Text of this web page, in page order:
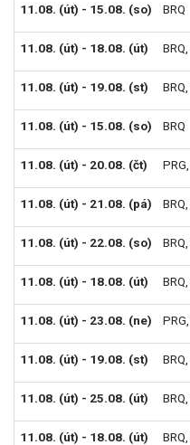
11.08. (út) - 15.08. (so) BRQ
11.08. (út) - 18.08. (út) BRQ
11.08. (út) - 19.08. (st) BRQ
11.08. (út) - 15.08. (so) BRQ
11.08. (út) - 20.08. (čt) PRG
11.08. (út) - 21.08. (pá) BRQ
11.08. (út) - 22.08. (so) BRQ
11.08. (út) - 18.08. (út) BRQ
11.08. (út) - 23.08. (ne) PRG
11.08. (út) - 19.08. (st) BRQ
11.08. (út) - 25.08. (út) BRQ
11.08. (út) - 18.08. (út) BRQ